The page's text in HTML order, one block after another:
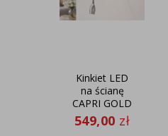
Kinkiet LED
na ścianę
CAPRI GOLD
549,00 zł